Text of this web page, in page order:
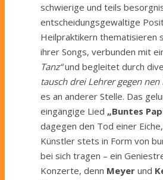
schwierige und teils
entscheidungsgewaltige
Heilpraktikern thematisieren
ihrer Songs, verbunden mit
Tanz“und begleitet durch
tausch drei Lehrer gegen nen
es an anderer Stelle. Das
eingängige Lied „Buntes
dagegen den Tod einer
Künstler stets in Form von
bei sich tragen – ein
Konzerte, denn Meyer und